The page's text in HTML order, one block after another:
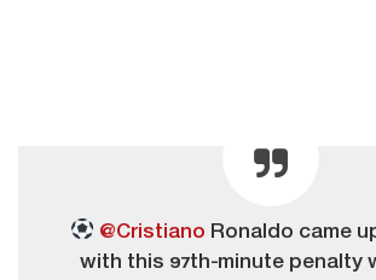
@Cristiano Ronaldo came
with this 97th-minute penalty